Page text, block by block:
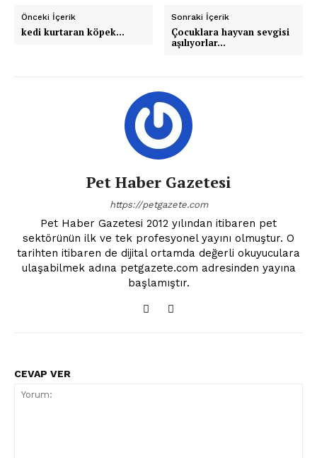
Önceki İçerik
kedi kurtaran köpek…
Sonraki İçerik
Çocuklara hayvan sevgisi
aşılıyorlar…
Pet Haber Gazetesi
https://petgazete.com
Pet Haber Gazetesi 2012 yılından itibaren pet
sektörünün ilk ve tek profesyonel yayını olmuştur. O
tarihten itibaren de dijital ortamda değerli okuyuculara
ulaşabilmek adına petgazete.com adresinden yayına
başlamıştır.
CEVAP VER